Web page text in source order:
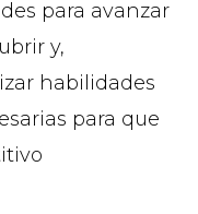
para avanzar
y,
habilidades
para que